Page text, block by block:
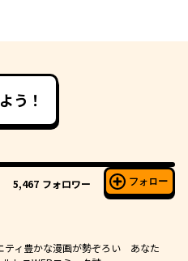
う！
5,467 フォロワー フォロー
ィ豊かな漫画が勢ぞろい あなた